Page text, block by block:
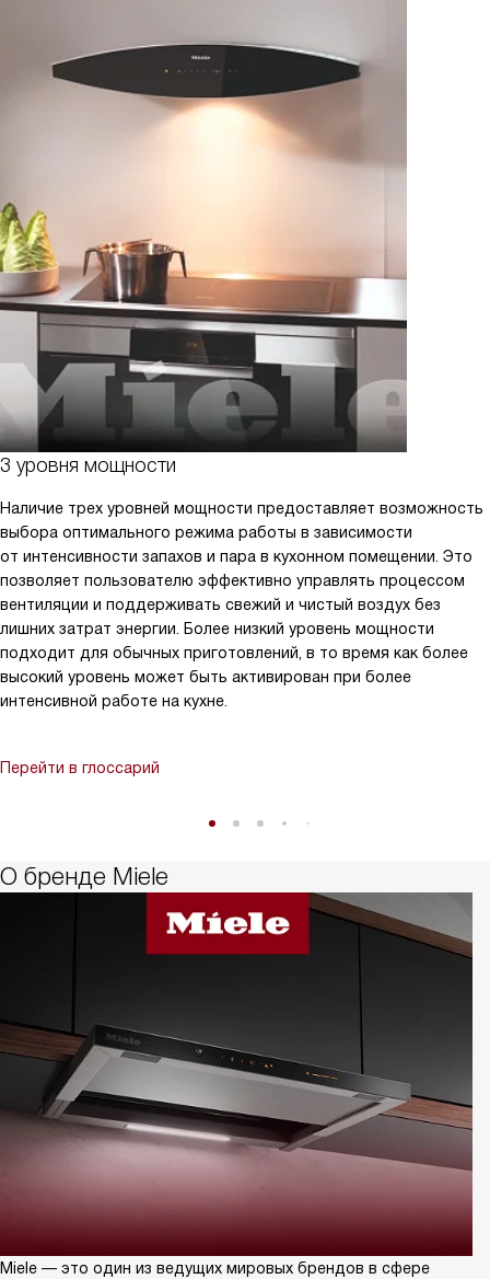
3 уровня мощности
Наличие трех уровней мощности предоставляет возможность
выбора оптимального режима работы в зависимости
от интенсивности запахов и пара в кухонном помещении. Это
позволяет пользователю эффективно управлять процессом
вентиляции и поддерживать свежий и чистый воздух без
лишних затрат энергии. Более низкий уровень мощности
подходит для обычных приготовлений, в то время как более
высокий уровень может быть активирован при более
интенсивной работе на кухне.
Перейти в глоссарий
О бренде Miele
Miele — это один из ведущих мировых брендов в сфере